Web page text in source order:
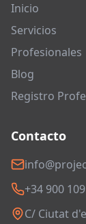
Inicio
Servicios
Profesionales
Blog
Registro
Contacto
+34 900
C/ Ciutat